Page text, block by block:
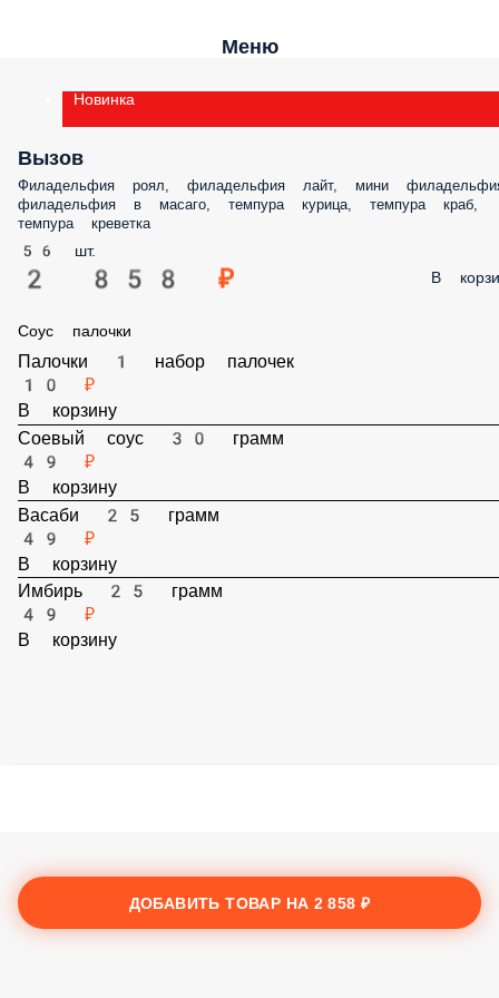
Меню
Новинка
Вызов
Филадельфия роял, филадельфия лайт, мини
филадельфия в масаго, темпура курица, темпура краб,
темпура креветка
56 шт.
2 858 ₽ В
Соус палочки
Палочки 1 набор палочек
10 ₽
В корзину
Соевый соус 30 грамм
49 ₽
В корзину
Васаби 25 грамм
49 ₽
В корзину
ДОБАВИТЬ ТОВАР НА 2 858 ₽